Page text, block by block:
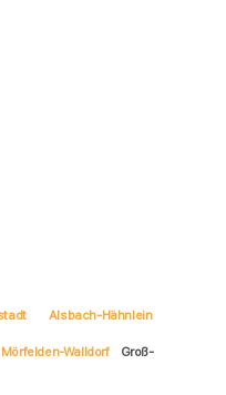
Alsbach-Hähnlein
Mörfelden-Walldorf Groß-